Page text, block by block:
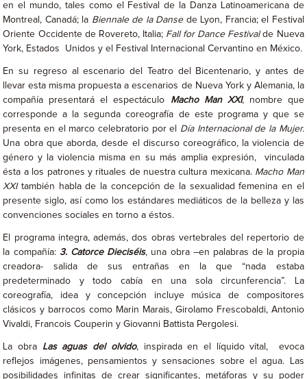
en el mundo, tales como el Festival de la Danza Latinoamericana de
Montreal, Canadá; la Biennale de la Dansede Lyon, Francia; el Festival
Oriente Occidente de Rovereto, Italia; Fall for Dance Festivalde Nueva
York, Estados Unidos y el Festival Internacional Cervantino en México.
En su regreso al escenario del Teatro del Bicentenario, y antes de
llevar esta misma propuesta a escenarios de Nueva York y Alemania, la
compañía presentará el espectáculo
Macho Man XXI, nombre que
corresponde a la segunda coreografía de este programa y que se
presenta en el marco celebratorio por el Día Internacional de la Mujer.
Una obra que aborda, desde el discurso coreográfico, la violencia de
género y la violencia misma en su más amplia expresión, vinculada
ésta a los patrones y rituales de nuestra cultura mexicana. Macho Man
XXItambién habla de la concepción de la sexualidad femenina en el
presente siglo, así como los estándares mediáticos de la belleza y las
convenciones sociales en torno a éstos.
El programa integra, además, dos obras vertebrales del repertorio de
la compañía: 3. Catorce Dieciséis, una obra –en palabras de la propia
creadora- salida de sus entrañas en la que “nada estaba
predeterminado y todo cabía en una sola circunferencia”. La
coreografía, idea y concepción incluye música de compositores
clásicos y barrocos como Marin Marais, Girolamo Frescobaldi, Antonio
Vivaldi, Francois Couperin y Giovanni Battista Pergolesi.
La obra Las aguas del olvido, inspirada en el líquido vital, evoca
reflejos imágenes, pensamientos y sensaciones sobre el agua. Las
posibilidades infinitas de crear significantes, metáforas y su poder